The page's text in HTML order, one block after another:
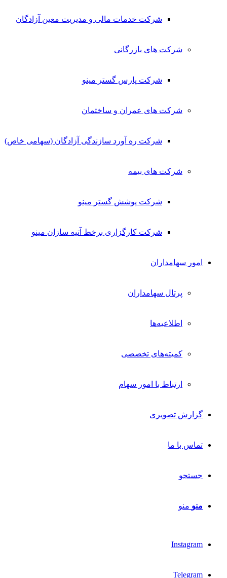
شرکت خدمات مالی و مدیریت معین آزادگان
شرکت های بازرگانی
شرکت پارس گستر مینو
شرکت های عمران و ساختمان
شرکت ره آورد سازندگی آزادگان (سهامی خاص)
شرکت های بیمه
شرکت پوشش گستر مینو
شرکت کارگزاری برخط آتیه سازان مینو
امور سهامداران
پرتال سهامداران
اطلاعیه‌ها
کمیته‌های تخصصی
ارتباط با امور سهام
گزارش تصویری
تماس با ما
جستجو
منو منو
Instagram
Telegram